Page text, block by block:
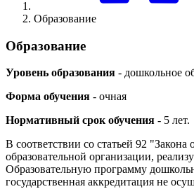
Образование
Образование
Уровень образования - дошкольное
Форма обучения - очная
Нормативный срок обучения - 5 лет.
В соответствии со статьей 92 "Закона
образовательной организации,
Образовательную программу
государственная аккредитация не